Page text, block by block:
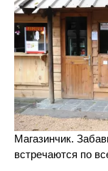
Магазинчик.
встречаются по